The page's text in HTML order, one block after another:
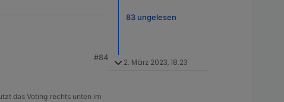
#84
das Voting rechts unten im
83 ungelesen
2. März 2023, 18:23